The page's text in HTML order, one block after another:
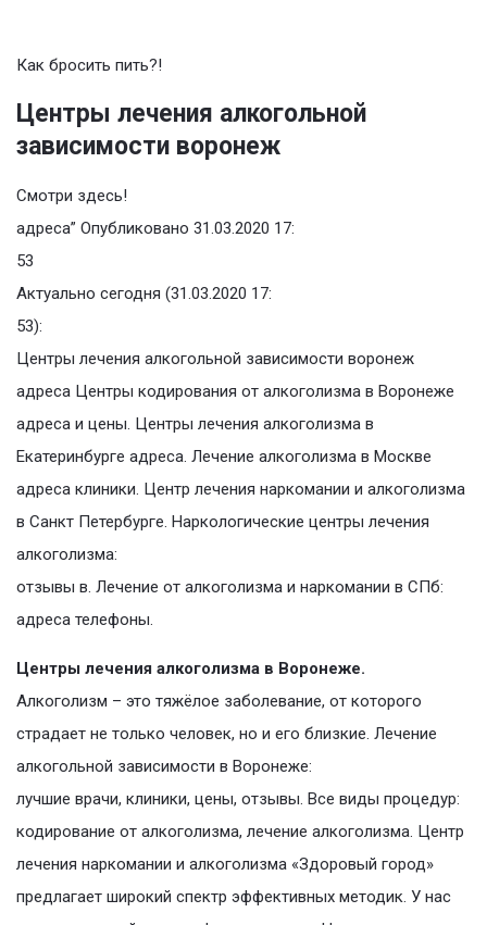
Как бросить пить?!
Центры лечения алкогольной
зависимости воронеж
Смотри здесь!
адреса” Опубликовано 31.03.2020 17:
53
Актуально сегодня (31.03.2020 17:
53):
Центры лечения алкогольной зависимости воронеж
адреса Центры кодирования от алкоголизма в Воронеже
адреса и цены. Центры лечения алкоголизма в
Екатеринбурге адреса. Лечение алкоголизма в Москве
адреса клиники. Центр лечения наркомании и алкоголизма
в Санкт Петербурге. Наркологические центры лечения
алкоголизма:
отзывы в. Лечение от алкоголизма и наркомании в СПб:
адреса телефоны.
Центры лечения алкоголизма в Воронеже.
Алкоголизм – это тяжёлое заболевание, от которого
страдает не только человек, но и его близкие. Лечение
алкогольной зависимости в Воронеже:
лучшие врачи, клиники, цены, отзывы. Все виды процедур:
кодирование от алкоголизма, лечение алкоголизма. Центр
лечения наркомании и алкоголизма «Здоровый город»
предлагает широкий спектр эффективных методик. У нас